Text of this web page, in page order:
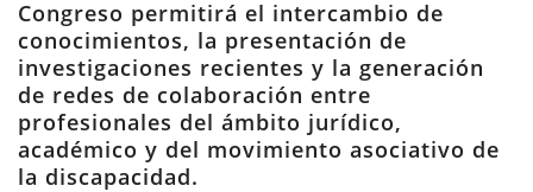
Congreso permitirá el intercambio de
conocimientos, la presentación de
investigaciones recientes y la generación
de redes de colaboración entre
profesionales del ámbito jurídico,
académico y del movimiento asociativo de
la discapacidad.